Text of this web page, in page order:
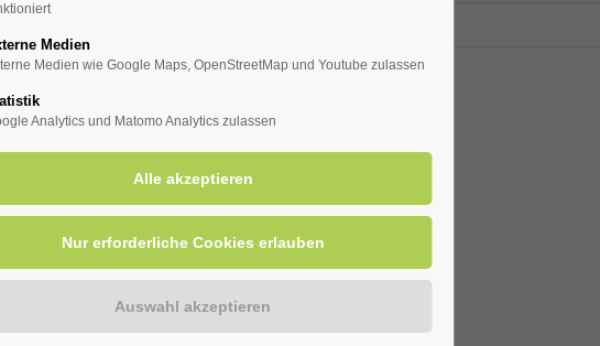
(Timeline)
'88
ORT: KURHALLE
Orchester Philakkordia '88
Medien
Medien wie Google Maps, OpenStreetMap und Youtube zulassen
Analytics und Matomo Analytics zulassen